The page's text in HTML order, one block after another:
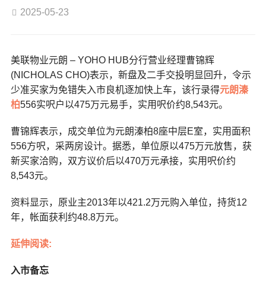
2025-05-23
美联物业元朗 – YOHO HUB分行营业经理曹锦辉
(NICHOLAS CHO)表示，新盘及二手交投明显回升，令示
少准买家为免错失入市良机逐加快上车，该行录得元朗溱
柏556实呎户以475万元易手，实用呎价约8,543元。
曹锦辉表示，成交单位为元朗溱柏8座中层E室，实用面积
556方呎，采两房设计。据悉，单位原以475万元放售，获
新买家洽购，双方议价后以470万元承接，实用呎价约
8,543元。
资料显示，原业主2013年以421.2万元购入单位，持货12
年，帐面获利约48.8万元。
延伸阅读:
入市备忘